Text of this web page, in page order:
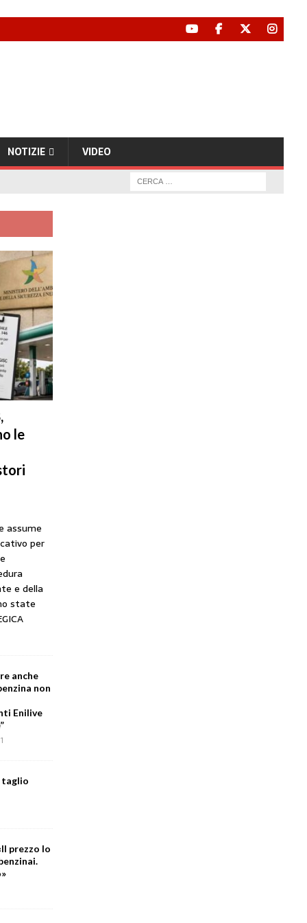
NOTIZIE VIDEO
le
assume
per
e della
state
anche
non
Enilive
1
taglio
prezzo lo